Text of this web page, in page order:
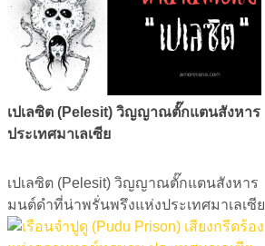
เปเลซิต (Pelesit) วิญญาณตั๊กแตนสังหาร
ประเทศมาเลเซีย
​​​​​​​เปเลซิต (Pelesit) วิญญาณตั๊กแตนสังหาร
มนต์ดำที่น่าพรั่นพรึงแห่งประเทศมาเลเซีย